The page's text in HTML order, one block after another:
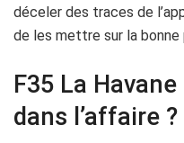
déceler des traces de
de les mettre sur la bonne
F35 La
dans l’affaire ?